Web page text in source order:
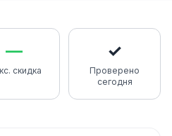
—
скидка
✓
Проверено
сегодня